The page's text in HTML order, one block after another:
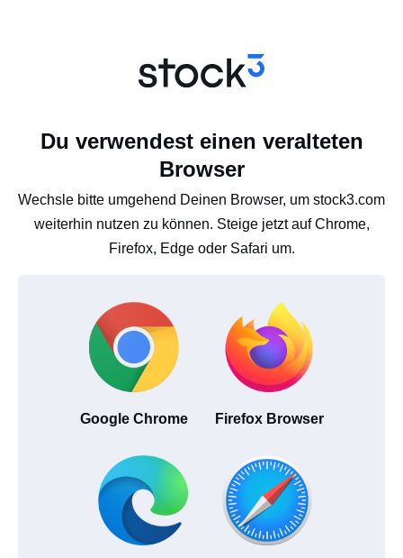
Du verwendest einen veralteten
Browser
Wechsle bitte umgehend Deinen Browser, um stock3.com
weiterhin nutzen zu können. Steige jetzt auf Chrome,
Firefox, Edge oder Safari um.
Google Chrome Firefox Browser